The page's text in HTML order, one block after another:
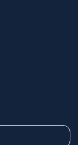
in a new tab)